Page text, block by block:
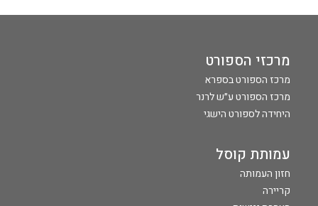
מרכזי הספורט
מרכז הספורט בספרא
מרכז הספורט ע״ש לרנר
היחידה לספורט הישגי
עמותת קוסל
חזון העמותה
קריירה